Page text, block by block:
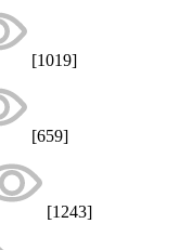
[1019]
[659]
[1243]